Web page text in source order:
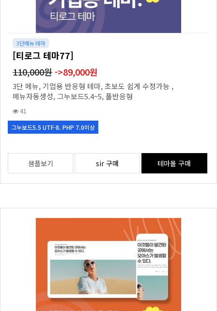
3단메뉴 테마
[티로그 테마77]
110,000원->89,000원
3단 메뉴, 기업용 반응형 테마, 초보도 쉽게 수정가능 ,
메뉴자동생성, 그누보드5.4~5, 풀반응형
41
그누보드5.5 UTF-8. PHP 7.0이상
샘플보기 sir 구매 테마몰 구매